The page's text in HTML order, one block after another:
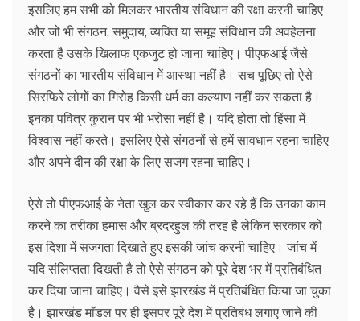
इसलिए हम सभी को मिलकर भारतीय संविधान की रक्षा करनी चाहिए
और जो भी संगठन, समुदाय, व्यक्ति या समूह संविधान की अवहेलना
करता है उसके खिलाफ एकजुट हो जाना चाहिए। पीएफआई जैसे
संगठनों का भारतीय संविधान में आस्था नहीं है। सच पूछिए तो ऐसे
सिरफिरे लोगों का गिरोह किसी धर्म का कल्याण नहीं कर सकता है।
इनका पवित्र कुरान पर भी भरोसा नहीं है। यदि होता तो हिंसा में
विश्वास नहीं करते। इसलिए ऐसे संगठनों से हमें सावधान रहना चाहिए
और अपने दीन की रक्षा के लिए सजग रहना चाहिए।
ऐसे तो पीएफआई के नेता खुल कर स्वीकार कर रहे हैं कि उनका काम
करने का तरीका हमास और ब्रदरहुल की तरह है लेकिन सरकार को
इस दिशा में सजगता दिखाते हुए इसकी जांच करनी चाहिए। जांच में
यदि संलिप्तता दिखती है तो ऐसे संगठन को पूरे देश भर में प्रतिबंधित
कर दिया जाना चाहिए। वैसे इसे झारखंड में प्रतिबंधित किया जा चुका
है। झारखंड माॅडल पर ही इसपर पूरे देश में प्रतिबंध लगाए जाने की